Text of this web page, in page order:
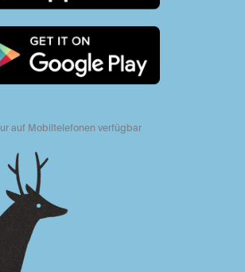
auf Mobiltelefonen verfügbar